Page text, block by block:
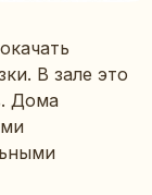
В зале это
Дома